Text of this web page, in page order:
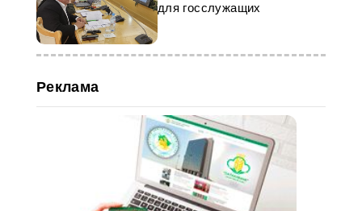
для госслужащих
Реклама